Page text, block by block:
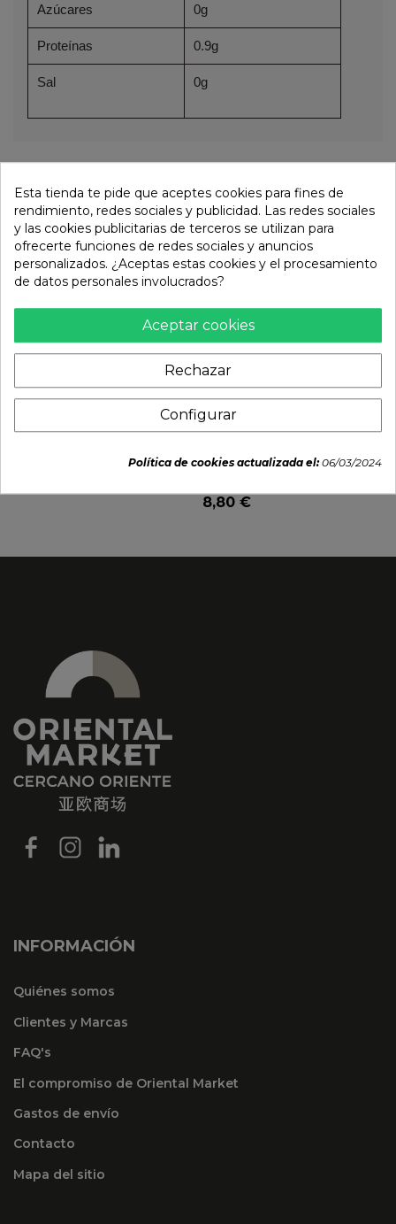
Azúcares 0g
Proteínas 0.9g
Sal 0g
categoría:
Té de limón y jengibre
Bebida instantanea de
(GOLD KILI) 360g
8,80 €
INFORMACIÓN
Quiénes somos
Clientes y Marcas
FAQ's
El compromiso de Oriental Market
Gastos de envío
Contacto
Mapa del sitio
Esta tienda te pide que aceptes cookies para fines de
rendimiento, redes sociales y publicidad. Las redes sociales
y las cookies publicitarias de terceros se utilizan para
ofrecerte funciones de redes sociales y anuncios
personalizados. ¿Aceptas estas cookies y el procesamiento
de datos personales involucrados?
Aceptar cookies
Rechazar
Configurar
Política de cookies actualizada el:06/03/2024